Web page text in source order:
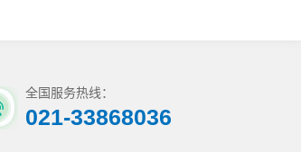
全国服务热线：
021-33868036